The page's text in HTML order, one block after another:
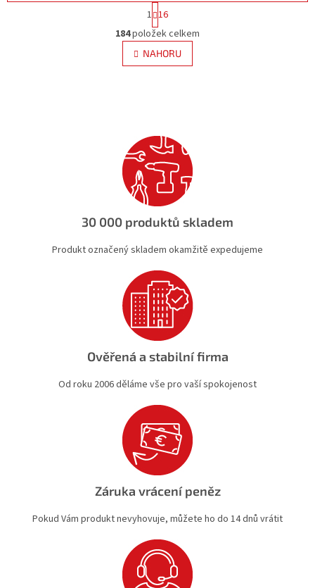
O
v
l
á
p
r
v
k
y
ý
p
s
u
S
t
r
á
n
k
1 16
184položek celkem
NAHORU
30 000 produktů skladem
Produkt označený skladem okamžitě expedujeme
Ověřená a stabilní firma
Od roku 2006 děláme vše pro vaší spokojenost
Záruka vrácení peněz
Pokud Vám produkt nevyhovuje, můžete ho do 14 dnů vrátit